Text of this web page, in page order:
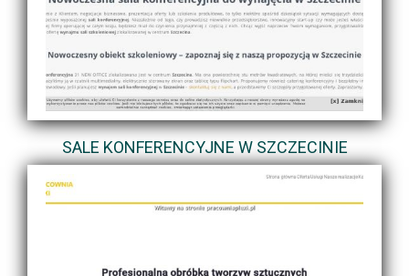
SALE KONFERENCYJNE W SZCZECINIE